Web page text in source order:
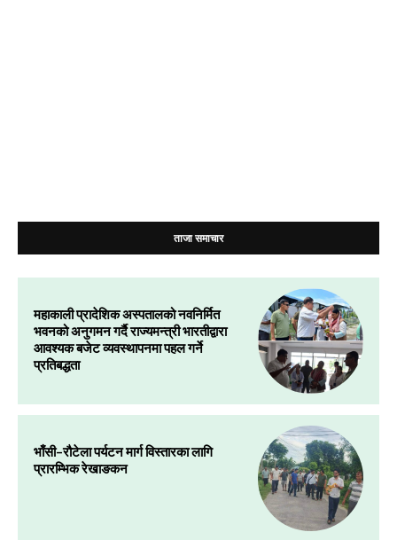
ताजा समाचार
महाकाली प्रादेशिक अस्पतालको नवनिर्मित
भवनको अनुगमन गर्दै राज्यमन्त्री भारतीद्वारा
आवश्यक बजेट व्यवस्थापनमा पहल गर्ने
प्रतिबद्धता
भाँसी–रौटेला पर्यटन मार्ग विस्तारका लागि
प्रारम्भिक रेखाङकन